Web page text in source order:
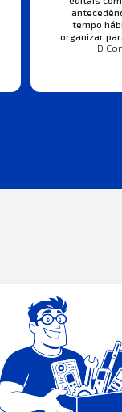
tempo
organizar
D